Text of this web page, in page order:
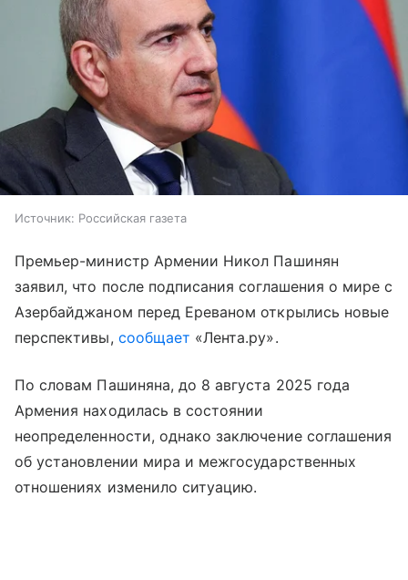
Источник: Российская газета
Премьер-министр Армении Никол Пашинян
заявил, что после подписания соглашения о мире с
Азербайджаном перед Ереваном открылись новые
перспективы, сообщает «Лента.ру».
По словам Пашиняна, до 8 августа 2025 года
Армения находилась в состоянии
неопределенности, однако заключение соглашения
об установлении мира и межгосударственных
отношениях изменило ситуацию.